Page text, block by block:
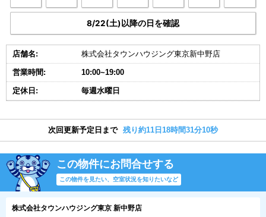
8/22(土)以降の日を確認
店舗名: 株式会社タウンハウジング東京新中野店
営業時間: 10:00~19:00
定休日: 毎週水曜日
次回更新予定日まで 残り約11日18時間31分9秒
この物件にお問合せする
この物件を見たい、空室状況を知りたいなど
株式会社タウンハウジング東京 新中野店